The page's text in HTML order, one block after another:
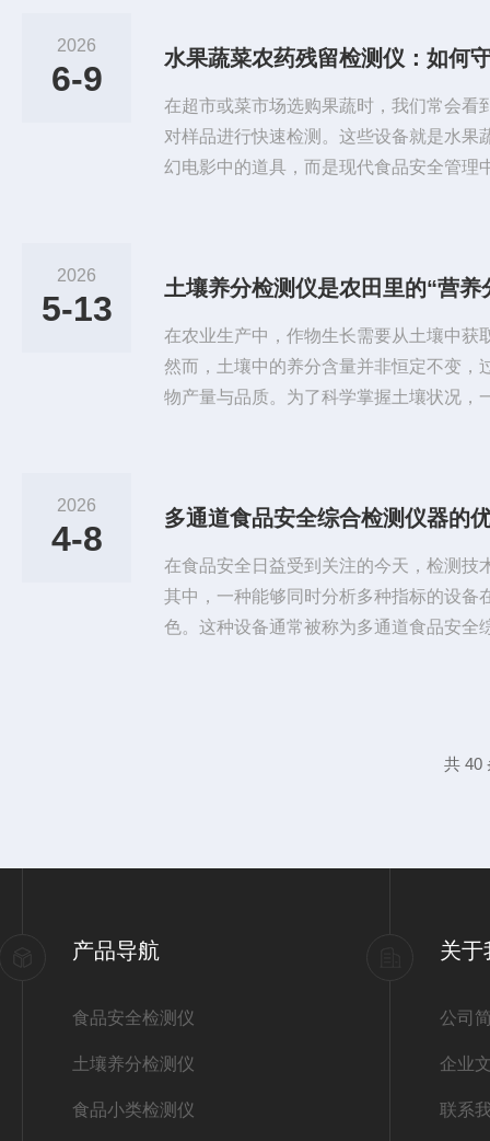
合物增多，同时原有的酯基峰可能变宽或
2026
6-9
水果蔬菜农药残留检测仪：如何
在超市或菜市场选购果蔬时，我们常会看
对样品进行快速检测。这些设备就是水果
幻电影中的道具，而是现代食品安全管理
理通常基于酶抑制法：当样品中含有农
2026
5-13
土壤养分检测仪是农田里的“营养
在农业生产中，作物生长需要从土壤中获
然而，土壤中的养分含量并非恒定不变，
物产量与品质。为了科学掌握土壤状况，
质、酸碱度(pH值)等指标。传统上，农民
2026
4-8
多通道食品安全综合检测仪器的
在食品安全日益受到关注的今天，检测技
其中，一种能够同时分析多种指标的设备
色。这种设备通常被称为多通道食品安全
共 40
产品导航
食品安全检测仪
土壤养分检测仪
食品小类检测仪
关于
公司
企业
联系